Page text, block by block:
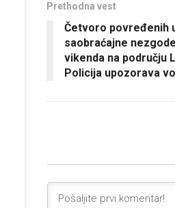
Prethodna vest
Četvoro povređenih
saobraćajne
vikenda na području
Policija upozorava